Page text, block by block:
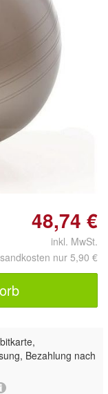
48,74 €
inkl. MwSt.
nur 5,90 €
Bezahlung nach